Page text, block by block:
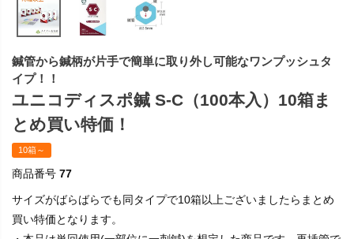
鍼管から鍼柄が片手で簡単に取り外し可能なワンプッシュタ
イプ！！
ユニコディスポ鍼 S-C（100本入）10箱ま
とめ買い特価！
10箱～
商品番号 77
サイズがばらばらでも同タイプで10箱以上ございましたらまとめ
買い特価となります。